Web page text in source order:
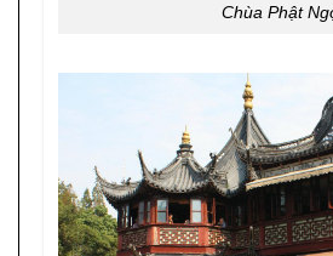
Chùa Phật